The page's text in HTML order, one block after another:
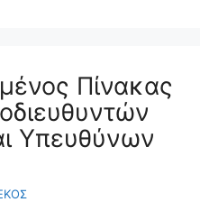
Πίνακας
Υπευθύνων